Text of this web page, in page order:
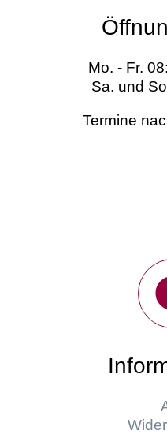
Mo. - Fr.
Sa. und
Termine